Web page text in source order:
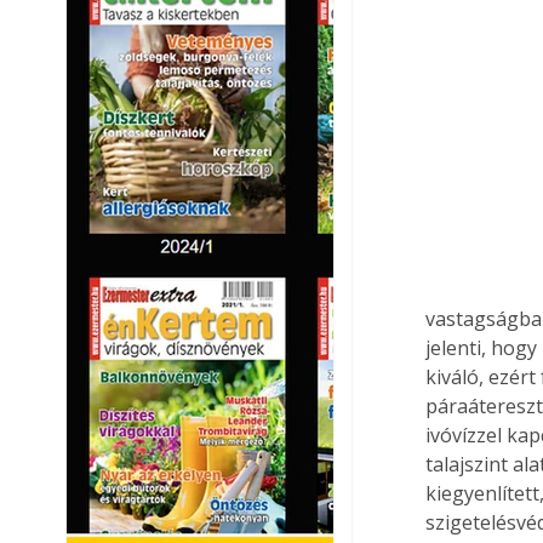
jelenti, hogy
kiváló,
ivóvízzel
talajszint